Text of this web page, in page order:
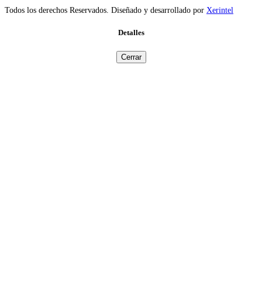
Todos los derechos Reservados. Diseñado y desarrollado por Xerintel
Detalles
Cerrar